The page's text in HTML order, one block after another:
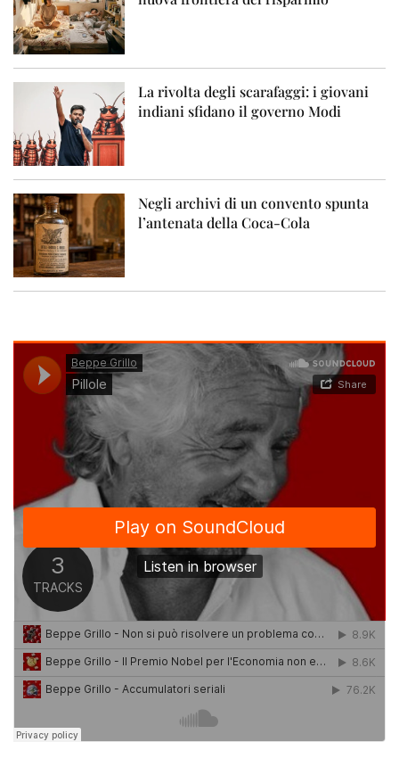
La rivolta degli scarafaggi: i giovani
indiani sfidano il governo Modi
Negli archivi di un convento spunta
l’antenata della Coca-Cola